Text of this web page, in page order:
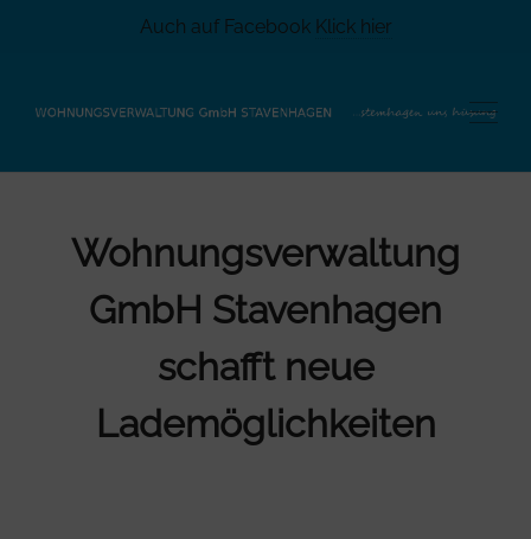
Auch auf Facebook Klick hier
Wohnungsverwaltung
GmbH Stavenhagen
schafft neue
Lademöglichkeiten